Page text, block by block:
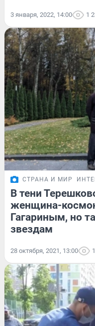
3 января, 2022, 14:00 1
СТРАНА И МИР
В тени
женщина-
Гагариным, но
звездам
28 октября, 2021, 13:00